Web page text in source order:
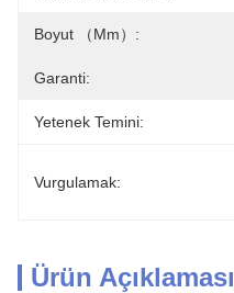
Boyut （mm）:
Garanti:
Yetenek Temini:
Vurgulamak:
Ürün Açıklaması